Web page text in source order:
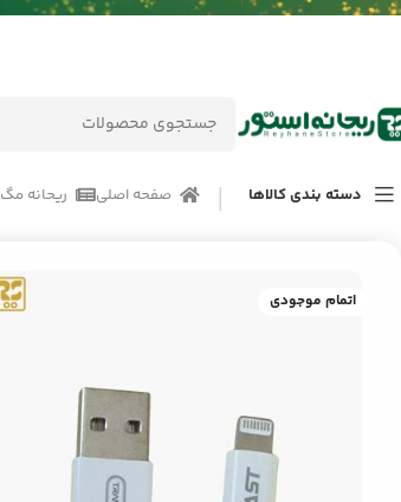
دسته بندی کالاها صفحه اصلی ریحانه مگ
لوازم جانبی موبایل
اتمام موجودی